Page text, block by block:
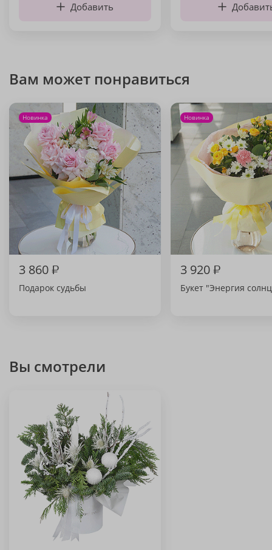
Добавить
Вам может понравиться
Новинка
3 860₽
Подарок судьбы
Новинка
3 920₽
Букет "Энергия
Вы смотрели